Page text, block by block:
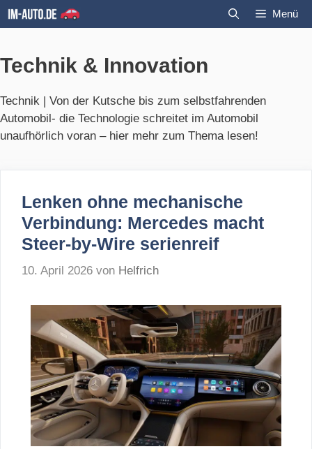
Zum
Inhalt
Menü
Technik & Innovation
Technik | Von der Kutsche bis zum selbstfahrenden
Automobil- die Technologie schreitet im Automobil
unaufhörlich voran – hier mehr zum Thema lesen!
Lenken ohne mechanische
Verbindung: Mercedes macht
Steer-by-Wire serienreif
10. April 2026 von Helfrich